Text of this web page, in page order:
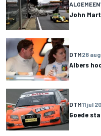
ALGEMEEN
John
DTM28
Albers
DTM11 jul
Goede